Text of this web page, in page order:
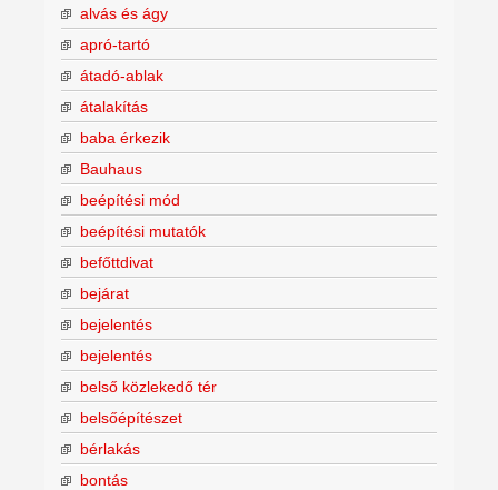
alvás és ágy
apró-tartó
átadó-ablak
átalakítás
baba érkezik
Bauhaus
beépítési mód
beépítési mutatók
befőttdivat
bejárat
bejelentés
bejelentés
belső közlekedő tér
belsőépítészet
bérlakás
bontás